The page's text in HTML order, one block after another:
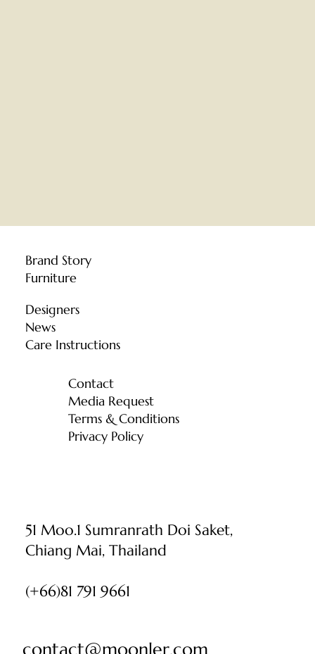
contact@moonler.com
51 Moo.1 Sumranrath Doi Saket,
Chiang Mai, Thailand
(+66)81 791 9661
Brand Story
Furniture
Designers
News
Care Instructions
Contact
Media Request
Terms & Conditions
Privacy Policy